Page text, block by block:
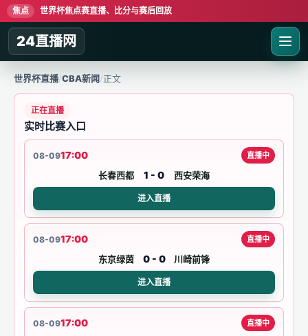
焦点 世界杯焦点赛直播、比分与赛后回放
24直播网
世界杯直播/CBA新闻/正文
正在直播
实时比赛入口
08-0917:00
长春西都 1 - 0 西安荣海
直播中
进入直播
08-0917:00
东京绿茵 0 - 0 川崎前锋
直播中
进入直播
08-0917:00 直播中